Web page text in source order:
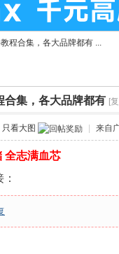
程合集，各大品牌都有 ...
合集，各大品牌都有 [
只看大图 来自
全志满血芯